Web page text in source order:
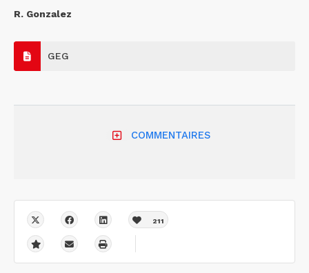
R. Gonzalez
GEG
COMMENTAIRES
211